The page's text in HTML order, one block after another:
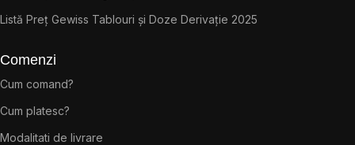
Listă Preț Gewiss Tablouri și Doze Derivație 2025
Comenzi
Cum comand?
Cum platesc?
Modalitati de livrare